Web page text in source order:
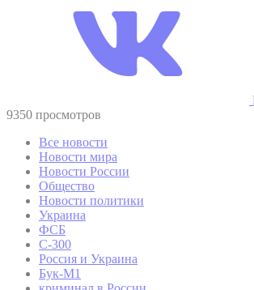
9350 просмотров
Все новости
Новости мира
Новости России
Общество
Новости политики
Украина
ФСБ
С-300
Россия и Украина
Бук-М1